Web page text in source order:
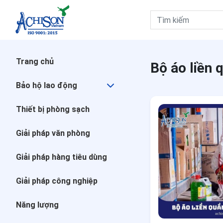
Bảo hộ lao động
Thiết bị phòng sạch
Giải pháp văn phòng
Giải pháp hàng tiêu dùng
Giải pháp công nghiệp
Năng lượng
Giáo dục
Trang chủ
Bảo hộ lao động
Thiết bị phòng sạch
Giải pháp văn phòng
Giải pháp hàng tiêu dùng
Giải pháp công nghiệp
Năng lượng
Bộ áo liền